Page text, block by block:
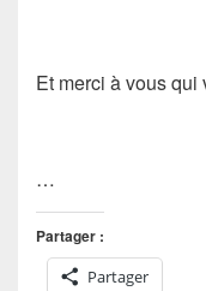
Et merci à vous qui
…
Partager :
Partager